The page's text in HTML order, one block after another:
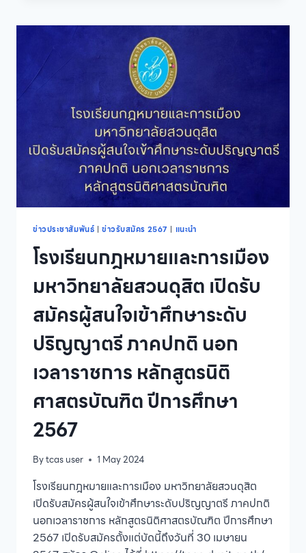
สมัคร
เรียน
ฟรี
ระดับ
ปริญญา
ตรี
(ตลอด
หลักสูตร)
“ENGLISH
EXCELLENNCE”
ข่าวประชาสัมพันธ์ | ข่าวรับสมัคร 2567 | แนะนำ
โรงเรียนกฎหมายและการเมือง
มหาวิทยาลัยสวนดุสิต เปิดรับ
สมัครผู้สนใจเข้าศึกษาระดับ
ปริญญาตรี ภาคปกติ นอก
เวลาราชการ หลักสูตรนิติ
ศาสตรบัณฑิต ปีการศึกษา
2567
Bytcas user 1 May 2024
โรงเรียนกฎหมายและการเมือง มหาวิทยาลัยสวนดุสิต
เปิดรับสมัครผู้สนใจเข้าศึกษาระดับปริญญาตรี ภาคปกติ
นอกเวลาราชการ หลักสูตรนิติศาสตรบัณฑิต ปีการศึกษา
2567 เปิดรับสมัครตั้งแต่บัดนี้ถึงวันที่ 30 เมษายน